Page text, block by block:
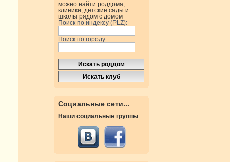
можно найти роддома,
клиники, детские сады и
школы рядом с домом
Поиск по индексу (PLZ):
Поиск по городу
Социальные сети...
Наши социальные группы